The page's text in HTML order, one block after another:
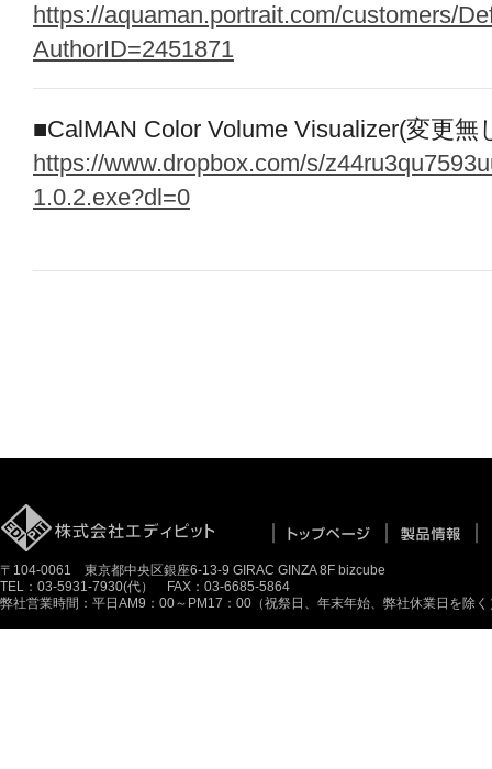
https://aquaman.portrait.com/customers/
AuthorID=2451871
■CalMAN Color Volume Visualizer(変更無
https://www.dropbox.com/s/
1.0.2.exe?dl=0
〒104-0061 東京都中央区銀座6-13-9 GIRAC GINZA 8F bizcube
TEL：03-5931-7930(代） FAX：03-6685-5864
弊社営業時間：平日AM9：00～PM17：00（祝祭日、年末年始、弊社休業日を除く